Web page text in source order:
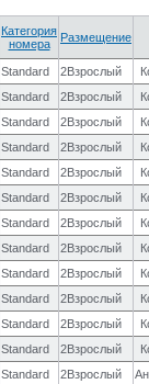
Категория
номера
Размещение
Standard 2Взрослый
Standard 2Взрослый
Standard 2Взрослый
Standard 2Взрослый
Standard 2Взрослый
Standard 2Взрослый
Standard 2Взрослый
Standard 2Взрослый
Standard 2Взрослый
Standard 2Взрослый
Standard 2Взрослый
Standard 2Взрослый
Standard 2Взрослый